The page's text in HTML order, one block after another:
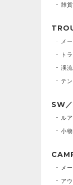
雑
メ
ト
渓流
テ
SW
ル
小物
メ
ア